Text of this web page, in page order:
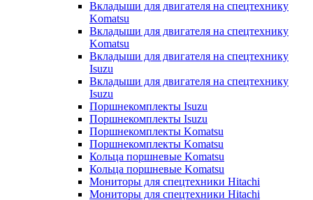
Вкладыши для двигателя на спецтехнику
Komatsu
Вкладыши для двигателя на спецтехнику
Komatsu
Вкладыши для двигателя на спецтехнику
Isuzu
Вкладыши для двигателя на спецтехнику
Isuzu
Поршнекомплекты Isuzu
Поршнекомплекты Isuzu
Поршнекомплекты Komatsu
Поршнекомплекты Komatsu
Кольца поршневые Komatsu
Кольца поршневые Komatsu
Мониторы для спецтехники Hitachi
Мониторы для спецтехники Hitachi